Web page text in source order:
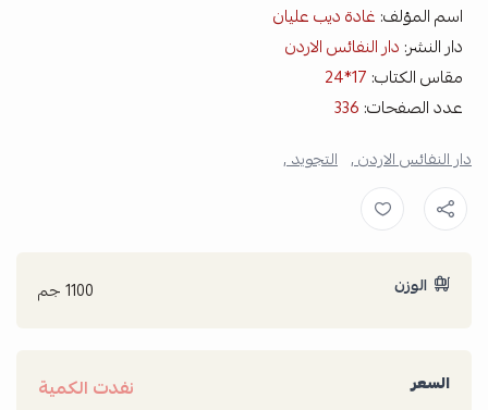
اسم المؤلف: غادة ديب عليان
دار النشر: دار النفائس الاردن
مقاس الكتاب: 17*24
عدد الصفحات: 336
دار النفائس الاردن , التجويد ,
الوزن 1100 جم
السعر نفدت الكمية